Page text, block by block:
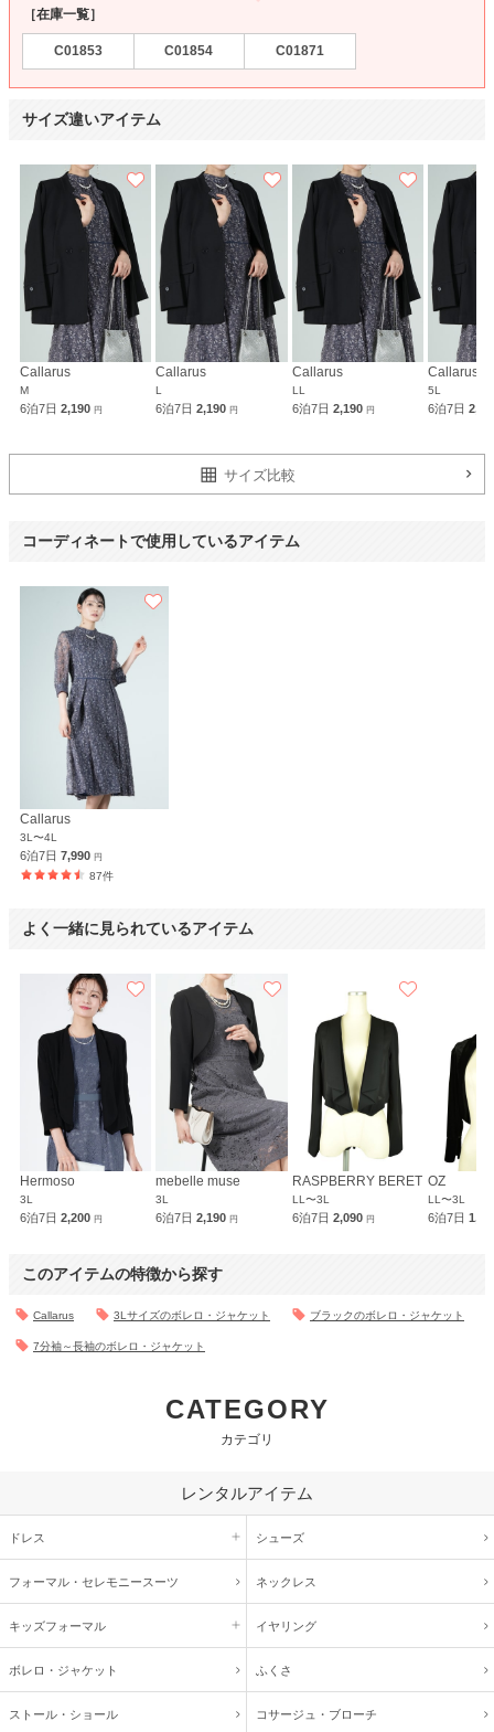
［在庫一覧］
C01853 C01854 C01871
サイズ違いアイテム
Callarus
M
6泊7日 2,190 円
Callarus
L
6泊7日2,190円
Callarus
LL
6泊7日 2,190 円
Callarus
5L
6泊7日
サイズ比較
コーディネートで使用しているアイテム
Callarus
3L〜4L
6泊7日 7,990 円
87件
よく一緒に見られているアイテム
Hermoso
3L
6泊7日 2,200 円
mebelle muse
3L
6泊7日2,190円
RASPBERRY BERET
LL〜3L
6泊7日 2,090 円
OZ
LL〜3L
6泊7日
このアイテムの特徴から探す
Callarus 3Lサイズのボレロ・ジャケット ブラックのボレロ・ジャケット
7分袖～長袖のボレロ・ジャケット
CATEGORY
カテゴリ
レンタルアイテム
ドレス シューズ
フォーマル・ セレモニースーツ ネックレス
キッズフォーマル イヤリング
ボレロ・ジャケット ふくさ
ストール・ショール コサージュ・ ブローチ